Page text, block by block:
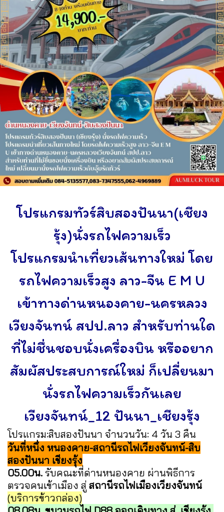
โปรแกรมทัวร์สิบสองปันนา(เชียง
รุ้ง)นั่งรถไฟความเร็ว
โปรแกรมนำเที่ยวเส้นทางใหม่ โดย
รถไฟความเร็วสูง ลาว-จีน E M U
เข้าทางด่านหนองคาย-นครหลวง
เวียงจันทน์ สปป.ลาว สำหรับท่านใด
ที่ไม่ชื่นชอบนั่งเครื่องบิน หรืออยาก
สัมผัสประสบการณ์ใหม่ ก็เปลี่ยนมา
นั่งรถไฟความเร็วกันเลย
เวียงจันทน์_12 ปันนา_เชียงรุ้ง
โปรแกรม:สิบสองปันนา จำนวนวัน: 4 วัน 3 คืน
วันที่หนึ่ง หนองคาย-สถานีรถไฟเวียงจันทน์-สิบ
สองปันนา เชียงรุ้ง
05.00น. รับคณะที่ด่านหนองคาย ผ่านพิธีการ
ตรวจคนเข้าเมือง สู่ สถานีรถไฟเมืองเวียงจันทน์
(บริการข้าวกล่อง)